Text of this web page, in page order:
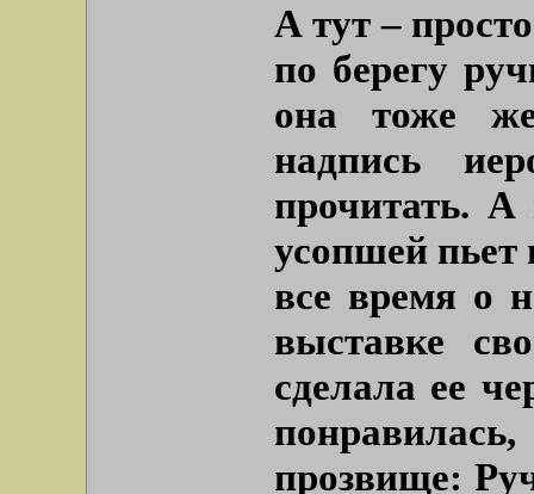
А тут –
по берегу
она тоже
надпись
прочитать.
усопшей пьет
все время о
выставке
сделала ее
прозвище: